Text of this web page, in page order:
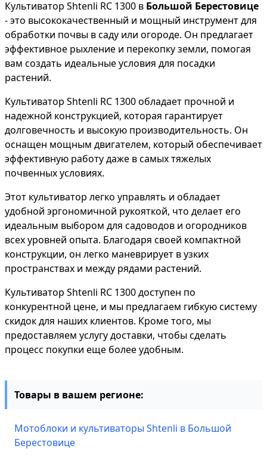
Культиватор Shtenli RC 1300 в Большой Берестовице
- это высококачественный и мощный инструмент для
обработки почвы в саду или огороде. Он предлагает
эффективное рыхление и перекопку земли, помогая
вам создать идеальные условия для посадки
растений.
Культиватор Shtenli RC 1300 обладает прочной и
надежной конструкцией, которая гарантирует
долговечность и высокую производительность. Он
оснащен мощным двигателем, который обеспечивает
эффективную работу даже в самых тяжелых
почвенных условиях.
Этот культиватор легко управлять и обладает
удобной эргономичной рукояткой, что делает его
идеальным выбором для садоводов и огородников
всех уровней опыта. Благодаря своей компактной
конструкции, он легко маневрирует в узких
пространствах и между рядами растений.
Культиватор Shtenli RC 1300 доступен по
конкурентной цене, и мы предлагаем гибкую систему
скидок для наших клиентов. Кроме того, мы
предоставляем услугу доставки, чтобы сделать
процесс покупки еще более удобным.
Товары в вашем регионе:
Мотоблоки и культиваторы Shtenli в Большой
Берестовице